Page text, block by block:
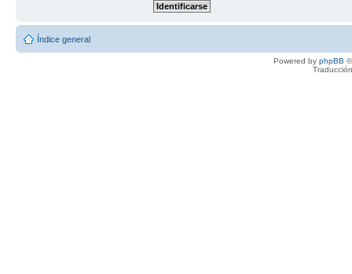
Índice general
Powered by phpBB